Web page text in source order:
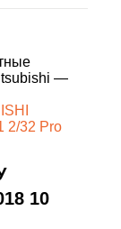
—
2/32 Pro
10